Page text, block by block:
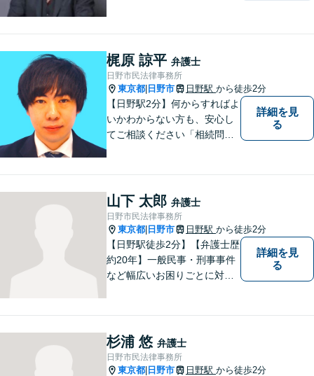
イスをご提供します。
梶原 諒平 弁護士
日野市民法律事務所
東京都 日野市 日野駅 から徒歩2分
【日野駅2分】何からすればよ
いかわからない方も、安心し
てご相談ください「相続問
ト：誹謗中傷の削除、発信者
情報開示請求、名誉毀損によ
る損害賠償、企業や飲食店の
風評被害対策など」
詳細を見
る
山下 太郎 弁護士
日野市民法律事務所
東京都 日野市 日野駅 から徒歩2分
【日野駅徒歩2分】【弁護士歴
約20年】一般民事・刑事事件
など幅広いお困りごとに対応
とつの問題に真剣に向き合
い、最善の解決を目指しま
す。
詳細を見
る
杉浦 悠 弁護士
日野市民法律事務所
東京都 日野市 日野駅 から徒歩2分